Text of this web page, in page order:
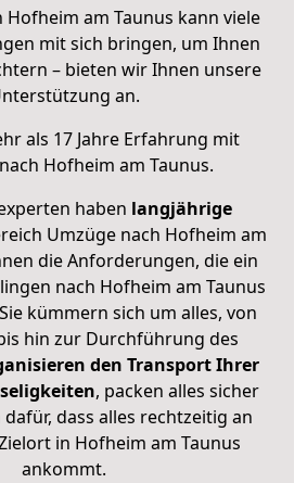
Hofheim am Taunus kann viele
mit sich bringen, um Ihnen
– bieten wir Ihnen unsere
an.
als 17 Jahre Erfahrung mit
Hofheim am Taunus.
haben langjährige
Umzüge nach Hofheim am
die Anforderungen, die ein
nach Hofheim am Taunus
kümmern sich um alles, von
hin zur Durchführung des
den Transport Ihrer
, packen alles sicher
dass alles rechtzeitig an
in Hofheim am Taunus
ankommt.